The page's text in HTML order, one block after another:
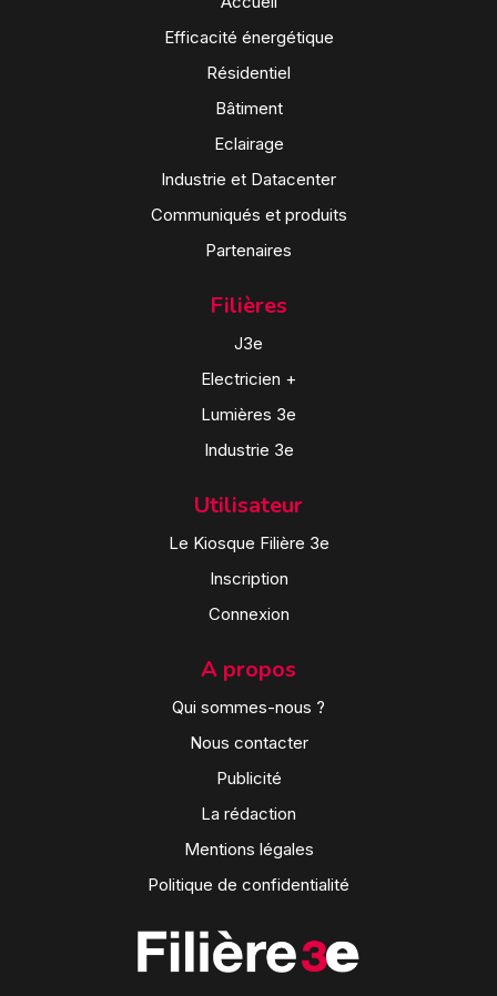
Efficacité énergétique
Résidentiel
Bâtiment
Eclairage
Industrie et Datacenter
Communiqués et produits
Partenaires
Filières
J3e
Electricien +
Lumières 3e
Industrie 3e
Utilisateur
Le Kiosque Filière 3e
Inscription
Connexion
A propos
Qui sommes-nous ?
Nous contacter
Publicité
La rédaction
Mentions légales
Politique de confidentialité